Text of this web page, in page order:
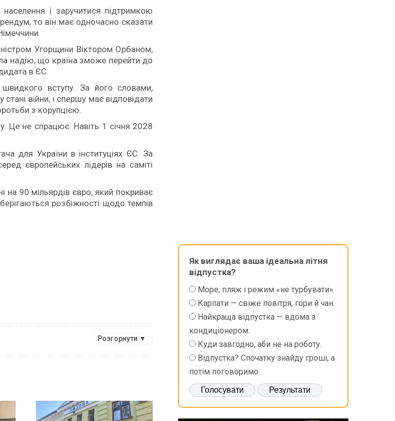
і заручитися підтримкою
то він має одночасно сказати
Угорщини Віктором Орбаном,
надію, що країна зможе перейти до
в ЄС.
вступу. За його словами,
війни, і спершу має відповідати
з корупцією.
Це не спрацює. Навіть 1 січня 2028
для України в інституціях ЄС. За
європейських лідерів на саміті
90 мільярдів євро, який покриває
розбіжності щодо темпів
Розгорнути ▼
Як виглядає ваша ідеальна літня
відпустка?
Море, пляж і режим «не турбувати».
Карпати — свіже повітря, гори й чан.
Найкраща відпустка — вдома з
кондиціонером.
Куди завгодно, аби не на роботу.
Відпустка? Спочатку знайду гроші, а
потім поговоримо.